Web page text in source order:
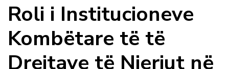
Roli i Institucioneve
Kombëtare të të
Drejtave të Njeriut në